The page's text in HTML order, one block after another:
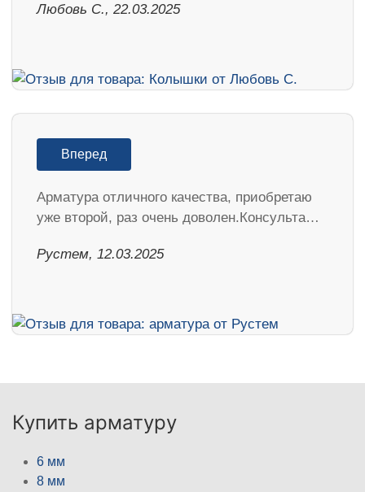
Любовь С., 22.03.2025
Вперед
Арматура отличного качества, приобретаю
уже второй, раз очень доволен.Консульта…
Рустем, 12.03.2025
Купить арматуру
6 мм
8 мм